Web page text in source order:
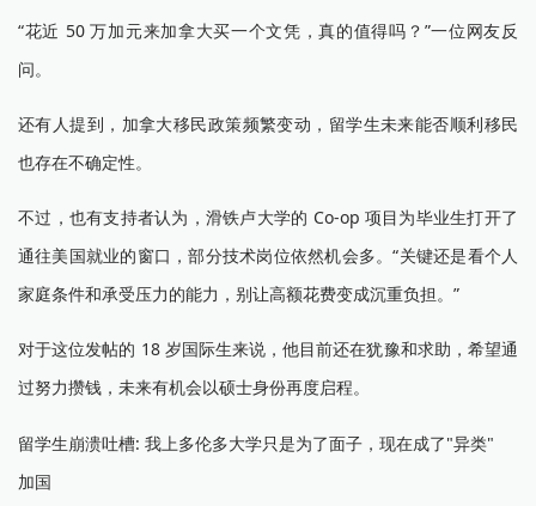
“花近 50 万加元来加拿大买一个文凭，真的值得吗？”一位网友反
问。
还有人提到，加拿大移民政策频繁变动，留学生未来能否顺利移民
也存在不确定性。
不过，也有支持者认为，滑铁卢大学的 Co-op 项目为毕业生打开了
通往美国就业的窗口，部分技术岗位依然机会多。“关键还是看个人
家庭条件和承受压力的能力，别让高额花费变成沉重负担。”
对于这位发帖的 18 岁国际生来说，他目前还在犹豫和求助，希望通
过努力攒钱，未来有机会以硕士身份再度启程。
留学生崩溃吐槽: 我上多伦多大学只是为了面子，现在成了"异类"
加国